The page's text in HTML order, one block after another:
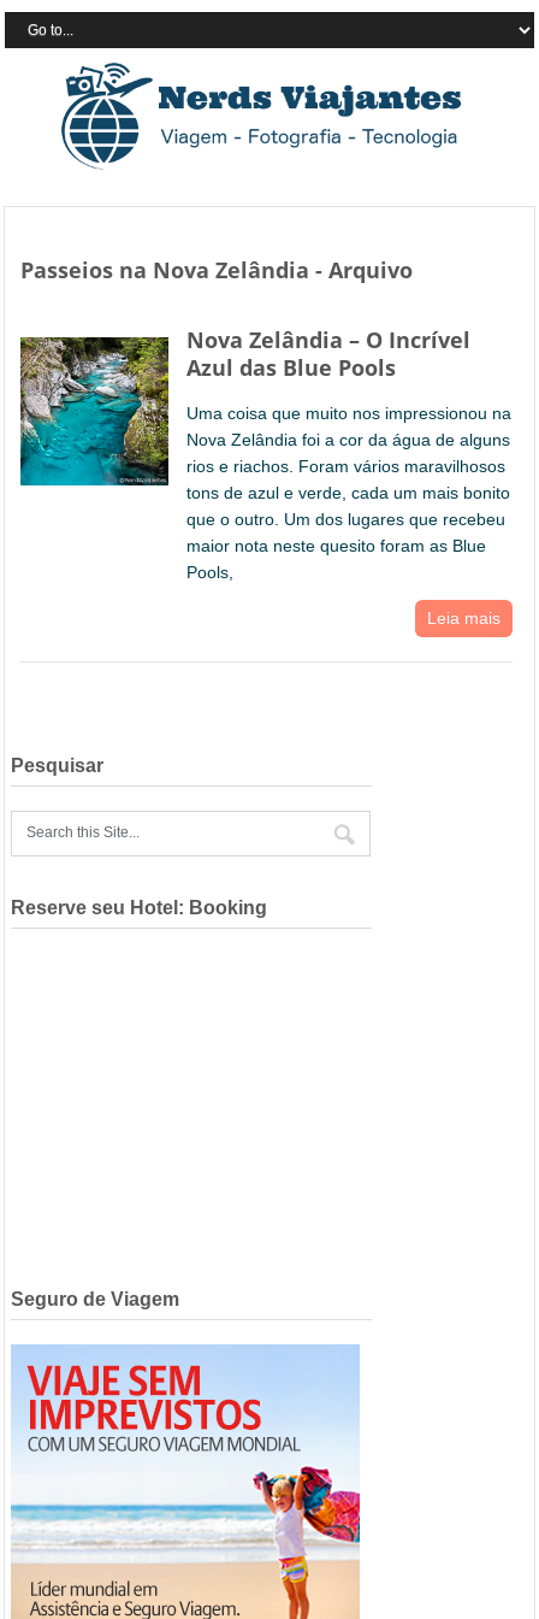
Passeios na Nova Zelândia - Arquivo
Nova Zelândia – O Incrível
Azul das Blue Pools
Uma coisa que muito nos impressionou na
Nova Zelândia foi a cor da água de alguns
rios e riachos. Foram vários maravilhosos
tons de azul e verde, cada um mais bonito
que o outro. Um dos lugares que recebeu
maior nota neste quesito foram as Blue
Pools,
Leia mais
Pesquisar
Reserve seu Hotel: Booking
Seguro de Viagem